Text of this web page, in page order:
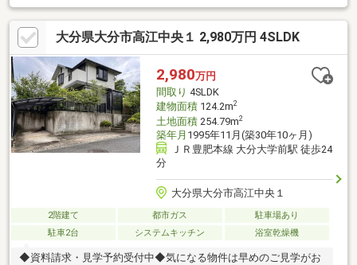
す。高台に位置し、災害リスクが少なく安心して暮らせる環境も
大きな魅力。窓を開ければ視界がひらけ、休日は子どもたちと庭
で走り回ったり、家族でバーベキューを楽しんだり。部屋も敷地
も広いから、家族それぞれがリラックスできる自分時間も確保で
きます。“広さ”と“安心”の両方を兼ね備えた、解放感あふれる暮ら
しを求めるご家族にぴったりの一邸です。
大分県大分市高江中央１ 2,980万円 4SLDK
2,980万円
間取り 4SLDK
建物面積124.2m2
土地面積254.79m2
築年月 1995年11月(築30年10ヶ月)
ＪＲ豊肥本線 大分大学前駅 徒歩24
分
大分県大分市高江中央１
2階建て 都市ガス
駐車場あり
駐車2台
システムキッチン 浴室乾燥機
◆資料請求・見学予約受付中◆気になる物件は早めのご見学がお